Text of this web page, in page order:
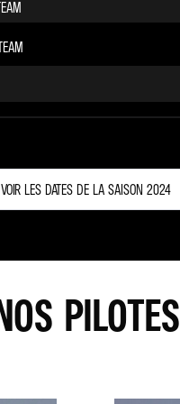
VOIR LES DATES DE LA SAISON 2024
PILOTES